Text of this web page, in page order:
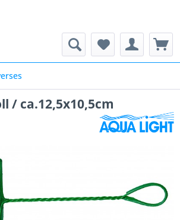
/ ca.12,5x10,5cm